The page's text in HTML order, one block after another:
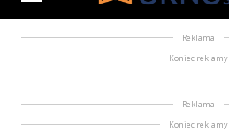
Reklama
Koniec reklamy
Reklama
Koniec reklamy